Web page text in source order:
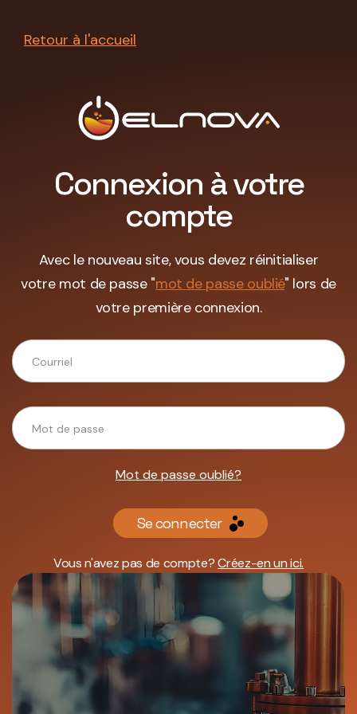
Connexion à votre
compte
Avec le nouveau site, vous devez réinitialiser
votre mot de passe "mot de passe oublié" lors de
votre première connexion.
Mot de passe oublié?
Se connecter
Vous n'avez pas de compte?Créez-en un ici.
Retour à l'accueil